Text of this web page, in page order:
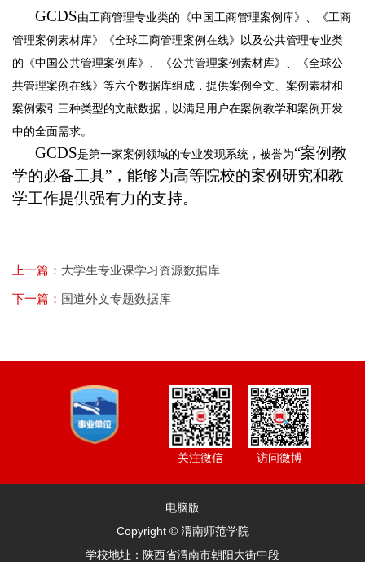
GCDS由工商管理专业类的《中国工商管理案例库》、《工商
管理案例素材库》《全球工商管理案例在线》以及公共管理专业类
的《中国公共管理案例库》、《公共管理案例素材库》、《全球公
共管理案例在线》等六个数据库组成，提供案例全文、案例素材和
案例索引三种类型的文献数据，以满足用户在案例教学和案例开发
中的全面需求。
GCDS是第一家案例领域的专业发现系统，被誉为“案例教
学的必备工具”，能够为高等院校的案例研究和教
学工作提供强有力的支持。
上一篇： 大学生专业课学习资源数据库
下一篇： 国道外文专题数据库
访问微博
关注微信
电脑版
Copyright © 渭南师范学院
学校地址：陕西省渭南市朝阳大街中段